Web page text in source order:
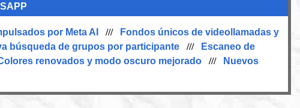
por Meta AI ///
Fondos únicos de videollamadas y
búsqueda de grupos por participante ///
Escaneo de
renovados y modo oscuro mejorado ///
Nuevos